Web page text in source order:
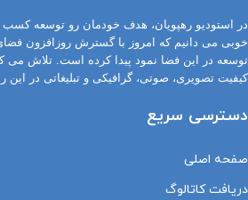
در استودیو رهپویان، هدف خودمان رو توسعه کسب
خوبی می دانیم که امروز با گسترش روزافزون
توسعه در این فضا نمود پیدا کرده است. تلاش می
کیفیت تصویری، صوتی، گرافیکی و تبلیغاتی در این
دسترسی سریع
صفحه اصلی
دریافت کاتالوگ